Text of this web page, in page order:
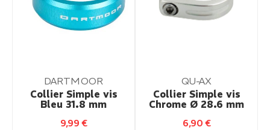
DARTMOOR
Collier Simple vis
Bleu 31.8 mm
9,99€
QU-AX
Collier Simple vis
Chrome Ø 28.6 mm
6,90€